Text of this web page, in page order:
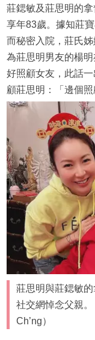
莊鍶敏及莊思明的
享年83歲。據知莊
而秘密入院，莊氏
為莊思明男友的楊
好照顧女友，此話
顧莊思明：「邊個照
莊思明與莊鍶敏
社交網悼念父親
Ch’ng）